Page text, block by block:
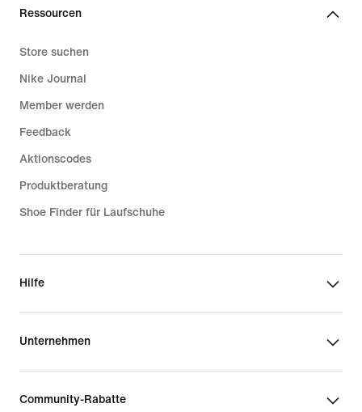
Ressourcen
Store suchen
Nike Journal
Member werden
Feedback
Aktionscodes
Produktberatung
Shoe Finder für Laufschuhe
Hilfe
Unternehmen
Community-Rabatte